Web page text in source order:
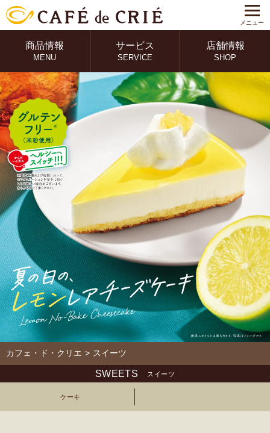
メニュー
商品情報
MENU
サービス
SERVICE
店舗情報
SHOP
カフェ・ド・クリエ > スイーツ
SWEETS スイーツ
ケーキ